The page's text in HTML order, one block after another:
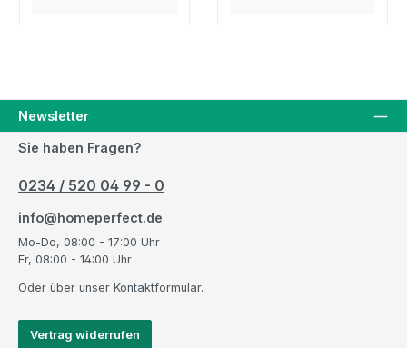
Newsletter
Sie haben Fragen?
0234 / 520 04 99 - 0
info@homeperfect.de
Mo-Do, 08:00 - 17:00 Uhr
Fr, 08:00 - 14:00 Uhr
Oder über unser Kontaktformular.
Vertrag widerrufen